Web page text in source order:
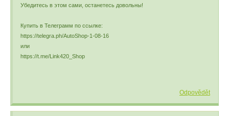
Убедитесь в этом сами, останетесь довольны!
Купить в Телеграмм по ссылке:
https://telegra.ph/AutoShop-1-08-16
или
https://t.me/Link420_Shop
Odpovědět